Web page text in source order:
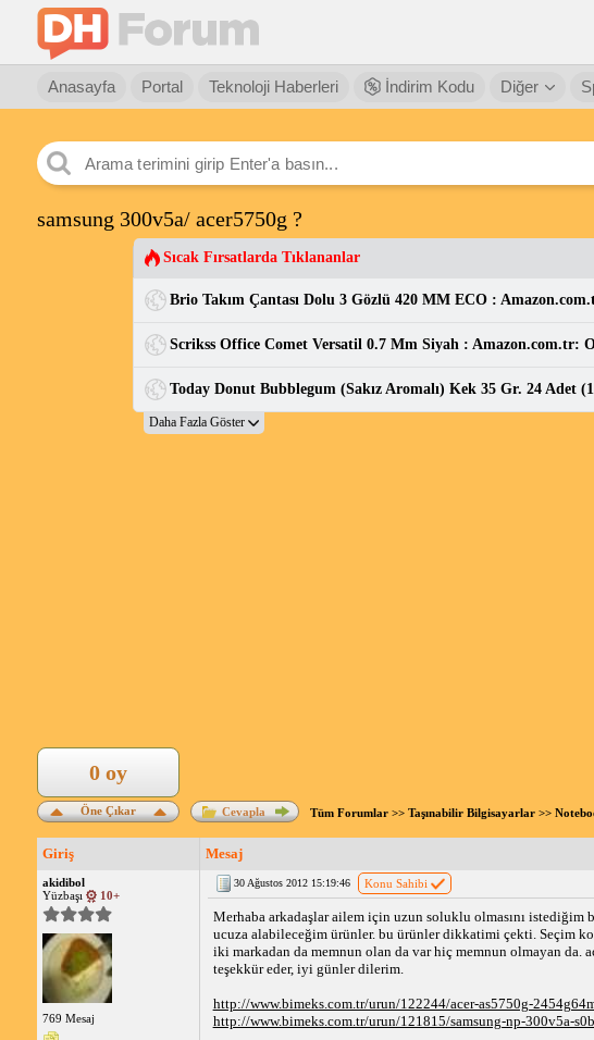
Anasayfa Portal Teknoloji Haberleri İndirim Kodu Diğer
samsung 300v5a/ acer5750g ?
Sıcak Fırsatlarda Tıklananlar
Brio Takım Çantası Dolu 3 Gözlü 420 MM ECO :
Scrikss Office Comet Versatil 0.7 Mm Siyah : Amazon.com.tr:
Öne Çıkar
0 oy
Cevapla Tüm Forumlar>> Taşınabilir Bilgisayarlar>>
Giriş Mesaj
akidibol
Yüzbaşı
10+
769 Mesaj
30 Ağustos 2012 15:19:46 Konu Sahibi
Merhaba arkadaşlar ailem için uzun soluklu olmasını istediğim
ucuza alabileceğim ürünler. bu ürünler dikkatimi çekti. Seçim
iki markadan da memnun olan da var hiç memnun olmayan da.
teşekkür eder, iyi günler dilerim.
http://www.bimeks.com.tr/urun/122244/acer-as5750g-
http://www.bimeks.com.tr/urun/121815/samsung-np-300v5a-